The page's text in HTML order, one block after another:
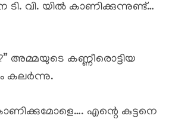
ടി. വി. യിൽ കാണിക്കുന്നുണ്ട്…
അമ്മയുടെ കണ്ണീരൊട്ടിയ
കലർന്നു.
എന്റെ കുട്ടനെ